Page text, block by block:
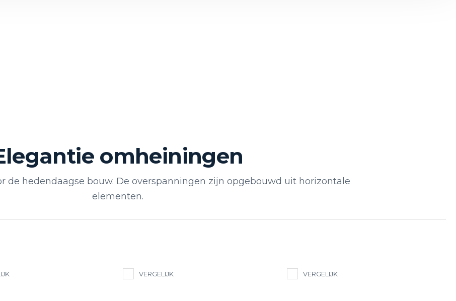
omheiningen
de hedendaagse bouw. De overspanningen zijn opgebouwd uit horizontale
elementen.
VERGELIJK VERGELIJK